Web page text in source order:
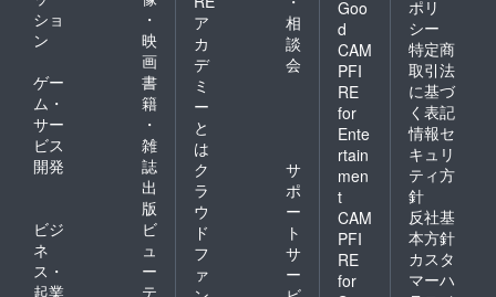
ショ
ン
・
映
画
ゲー
ム・
サー
ビス
開発
書
籍
・
雑
誌
出
版
ビジ
ネ
ス・
起業
ビ
ュ
ー
テ
ア
カ
デ
ミ
ー
と
は
相
談
会
ク
ラ
ウ
ド
フ
ァ
サ
ポ
ー
ト
サ
ー
Goo
d
CAM
PFI
RE
for
Ente
rtain
men
t
CAM
PFI
RE
for
ポリ
シー
特定商
取引法
に基づ
く表記
情報セ
キュリ
ティ方
針
反社基
本方針
カスタ
マーハ